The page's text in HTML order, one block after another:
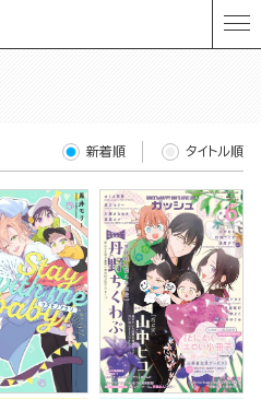
新着順 タイトル順